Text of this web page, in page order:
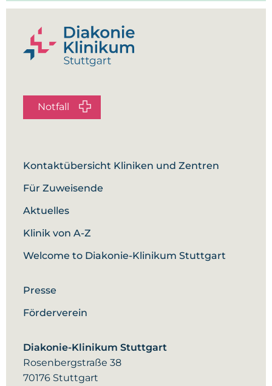
Kontaktübersicht Kliniken und Zentren
Für Zuweisende
Aktuelles
Klinik von A-Z
Welcome to Diakonie-Klinikum Stuttgart
Presse
Förderverein
Diakonie-Klinikum Stuttgart
Rosenbergstraße 38
70176 Stuttgart
Notfall